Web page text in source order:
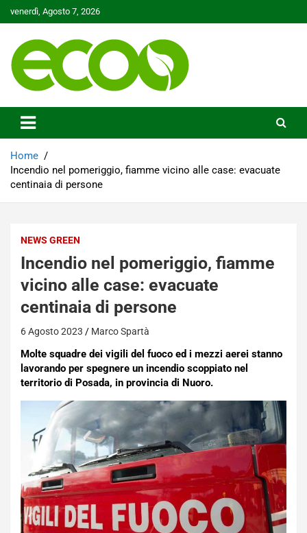
to
venerdì, Agosto 7, 2026
Ecoo.it
Home
Incendio nel pomeriggio, fiamme vicino alle case: evacuate
centinaia di persone
NEWS GREEN
Incendio nel pomeriggio, fiamme
vicino alle case: evacuate
centinaia di persone
6 Agosto 2023 Marco Spartà
Molte squadre dei vigili del fuoco ed i mezzi aerei stanno
lavorando per spegnere un incendio scoppiato nel
territorio di Posada, in provincia di Nuoro.